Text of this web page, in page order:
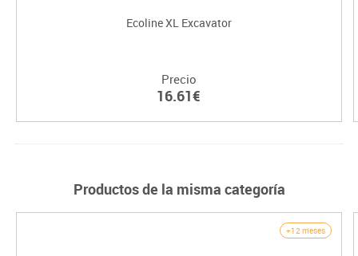
Ecoline XL Excavator
Precio
16.61€
Productos de la misma categoría
+12 meses